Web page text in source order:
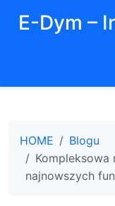
E-Dym –
HOME
Blogu
Kompleksowa
najnowszych